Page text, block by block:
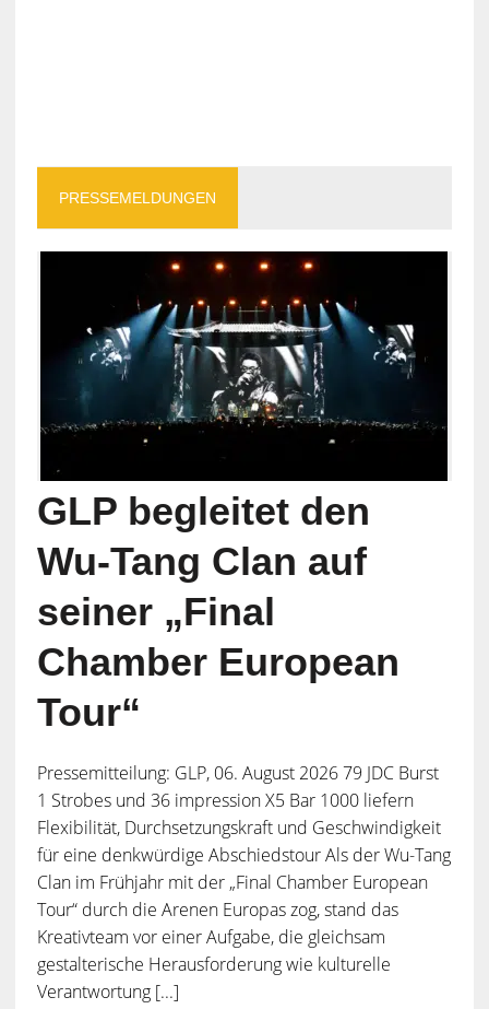
PRESSEMELDUNGEN
GLP begleitet den
Wu-Tang Clan auf
seiner „Final
Chamber European
Tour“
Pressemitteilung: GLP, 06. August 2026 79 JDC Burst
1 Strobes und 36 impression X5 Bar 1000 liefern
Flexibilität, Durchsetzungskraft und Geschwindigkeit
für eine denkwürdige Abschiedstour Als der Wu-Tang
Clan im Frühjahr mit der „Final Chamber European
Tour“ durch die Arenen Europas zog, stand das
Kreativteam vor einer Aufgabe, die gleichsam
gestalterische Herausforderung wie kulturelle
Verantwortung [...]